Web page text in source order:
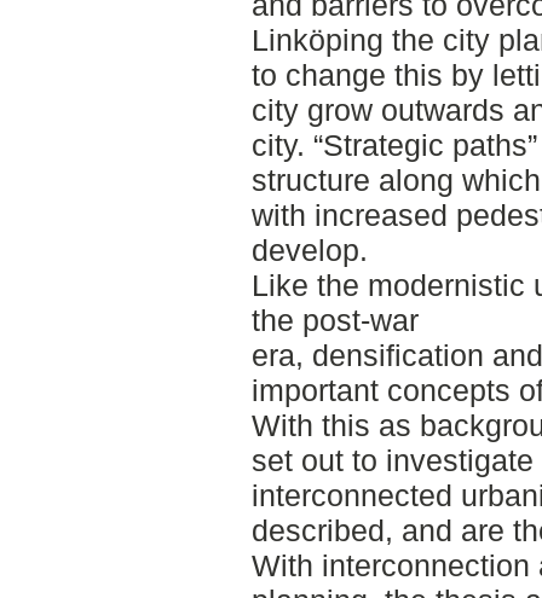
Linköping the city
to change this by
city grow outwards
city. “Strategic
structure along
with increased
develop.
Like the modernistic
the post-war
era, densification
important concepts
With this as
set out to
interconnected
described, and are
With interconnection